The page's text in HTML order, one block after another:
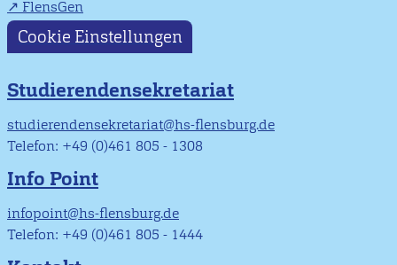
FlensGen
Cookie Einstellungen
Studierendensekretariat
studierendensekretariat@hs-flensburg.de
Telefon: +49 (0)461 805 - 1308
Info Point
infopoint@hs-flensburg.de
Telefon: +49 (0)461 805 - 1444